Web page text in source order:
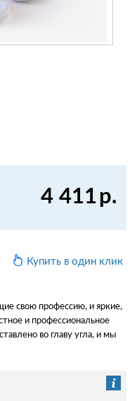
4 411р.
Купить в один клик
свою профессию, и яркие,
и профессиональное
во главу угла, и мы